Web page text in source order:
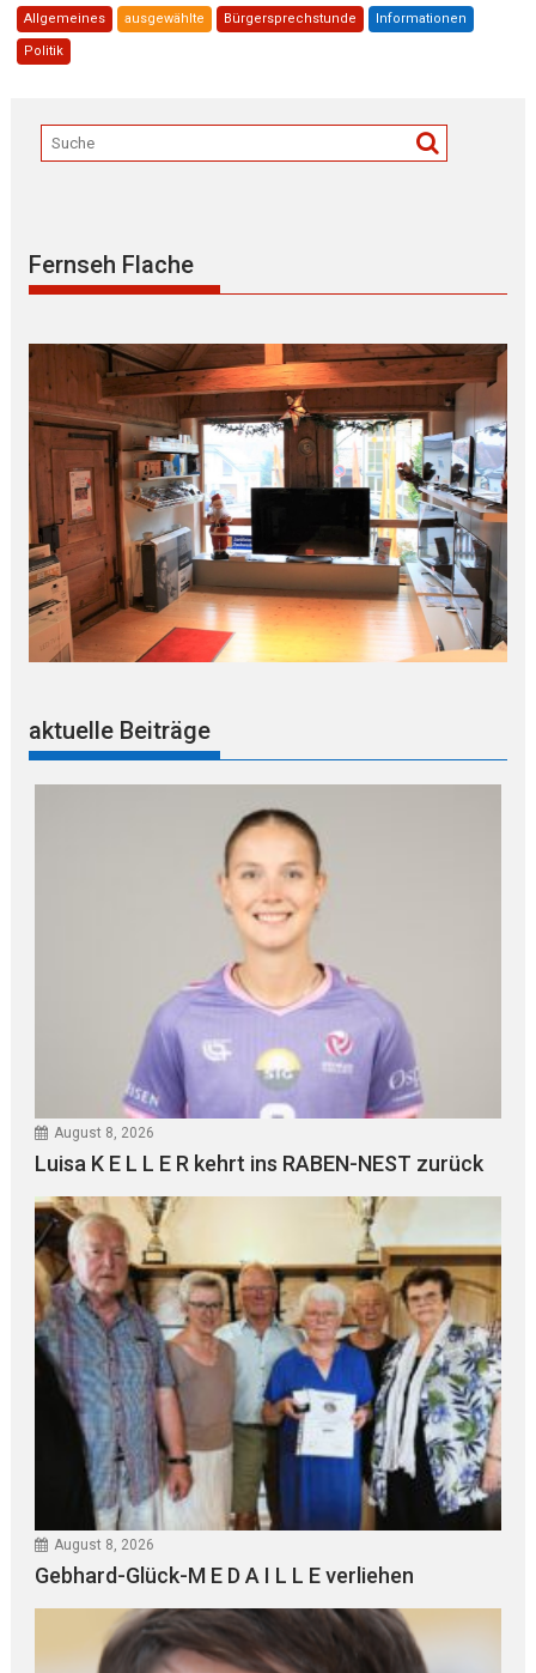
Allgemeines ausgewählte Bürgersprechstunde Informationen
Politik
Fernseh Flache
aktuelle Beiträge
August 8, 2026
Luisa K E L L E R kehrt ins RABEN-NEST zurück
August 8, 2026
Gebhard-Glück-M E D A I L L E verliehen